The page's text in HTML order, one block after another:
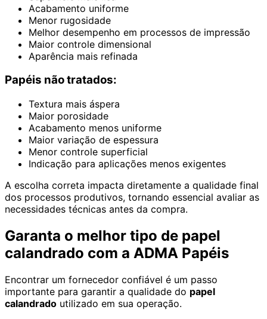
Acabamento uniforme
Menor rugosidade
Melhor desempenho em processos de impressão
Maior controle dimensional
Aparência mais refinada
Papéis não tratados:
Textura mais áspera
Maior porosidade
Acabamento menos uniforme
Maior variação de espessura
Menor controle superficial
Indicação para aplicações menos exigentes
A escolha correta impacta diretamente a qualidade final
dos processos produtivos, tornando essencial avaliar as
necessidades técnicas antes da compra.
Garanta o melhor tipo de papel
calandrado com a ADMA Papéis
Encontrar um fornecedor confiável é um passo
importante para garantir a qualidade do papel
calandrado utilizado em sua operação.